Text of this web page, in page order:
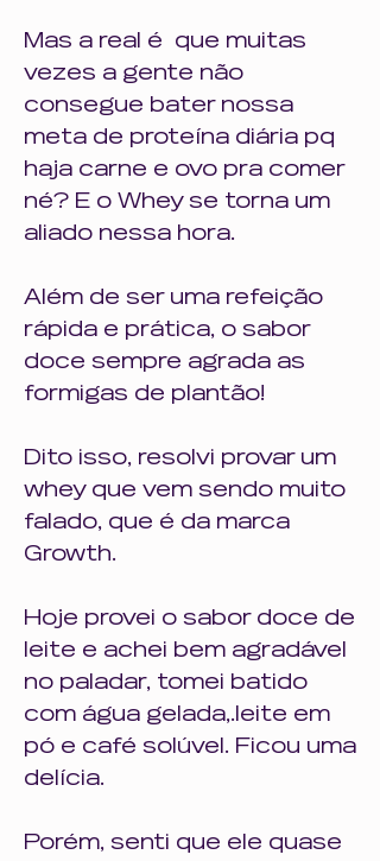
Mas a real é  que muitas
vezes a gente não
consegue bater nossa
meta de proteína diária pq
haja carne e ovo pra comer
né? E o Whey se torna um
aliado nessa hora.
Além de ser uma refeição
rápida e prática, o sabor
doce sempre agrada as
formigas de plantão!
Dito isso, resolvi provar um
whey que vem sendo muito
falado, que é da marca
Growth.
Hoje provei o sabor doce de
leite e achei bem agradável
no paladar, tomei batido
com água gelada,.leite em
pó e café solúvel. Ficou uma
delícia.
Porém, senti que ele quase